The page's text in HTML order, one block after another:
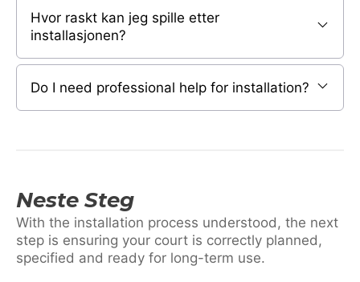
Hvor raskt kan jeg spille etter
installasjonen?
Do I need professional help for installation?
Neste Steg
With the installation process understood, the next
step is ensuring your court is correctly planned,
specified and ready for long-term use.